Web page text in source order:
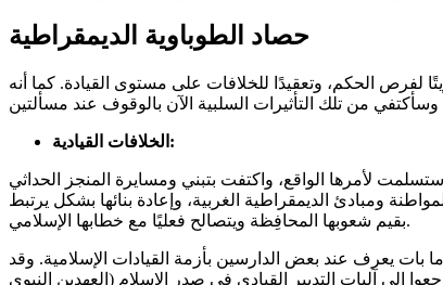
حصاد الطوباوية الديمقراطية
لفرص الحكم، وتعقيدًا للخلافات على مستوى القيادة. كما أنه
الخلافات القيادية:
لأمرها الواقع، واكتفت بتبني ومسايرة المنجز الحداثي
ومبادئ الديمقراطية الغربية، وإعادة بنائها بشكل يرتبط
بقيم شعوبها المحافِظة ويتصالح فعليًا مع خطابها الإسلامي.
يعرف عند بعض الدارسين بأزمة القيادات الإسلامية. وقد
إلى آليات التدبير القيادي في صدر الإسلام (العهدين النبوي